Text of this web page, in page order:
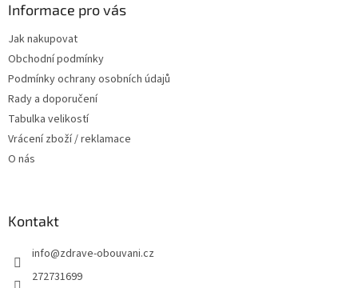
Informace pro vás
Jak nakupovat
Obchodní podmínky
Podmínky ochrany osobních údajů
Rady a doporučení
Tabulka velikostí
Vrácení zboží / reklamace
O nás
Kontakt
info@zdrave-obouvani.cz
272731699